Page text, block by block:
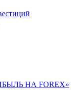
НА FOREX»